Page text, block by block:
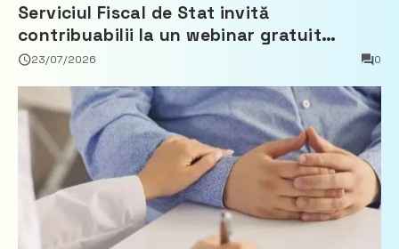
Serviciul Fiscal de Stat invită
contribuabilii la un webinar gratuit
privind calculul impozitului pe bunurile
23/07/2026 0